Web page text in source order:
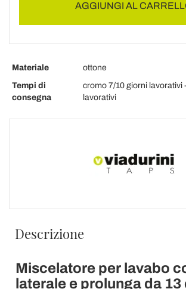
AGGIUNGI AL
Materiale
ottone
Tempi di
consegna
cromo 7/10 giorni lavorativi
lavorativi
Descrizione
Miscelatore per lavabo
laterale e prolunga da 13